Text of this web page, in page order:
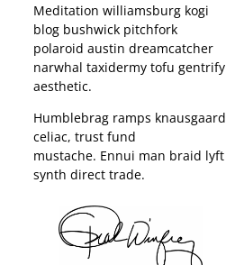
Meditation williamsburg kogi
blog bushwick pitchfork
polaroid austin dreamcatcher
narwhal taxidermy tofu gentrify
aesthetic.
Humblebrag ramps knausgaard
celiac, trust fund
mustache. Ennui man braid lyft
synth direct trade.